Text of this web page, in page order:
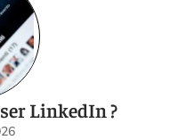
LinkedIn ?